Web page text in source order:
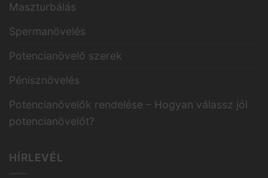
Maszturbálás
Spermanövelés
Potencianövelő szerek
Pénisznövelés
Potencianövelők rendelése – Hogyan válassz jól
potencianövelőt?
HÍRLEVÉL